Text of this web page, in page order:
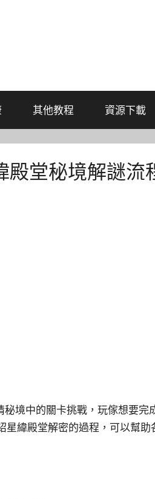
其他教程 資源下載
殿堂秘境解謎流
境中的關卡挑戰，玩傢想要完
緯殿堂解密的過程，可以幫助